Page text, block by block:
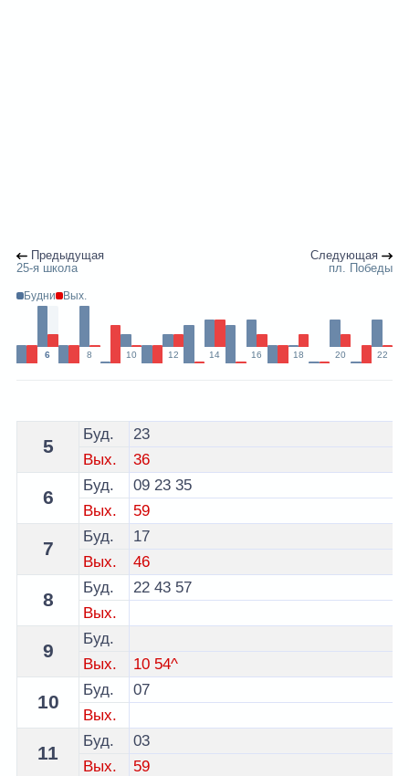
Предыдущая
25-я школа
Следующая
пл. Победы
Будни Вых.
6 8 10 12 14 16 18 20 22
Расписание 14 автобуса Витебск - остановка 31
5
Буд.
23
Вых.
36
6
Буд. 09 23 35
Вых.
59
7
Буд.
17
Вых.
46
8
Буд. 22 43 57
Вых.
9
Буд.
Вых.
10 54^
10
Буд.
07
Вых.
11
Буд.
03
Вых.
59